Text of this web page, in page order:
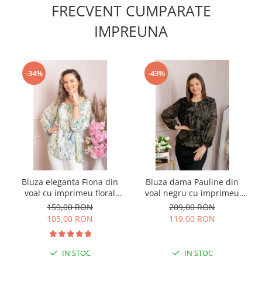
FRECVENT CUMPARATE
IMPREUNA
-34%
Bluza eleganta Fiona din
voal cu imprimeu floral
verde
159,00 RON
105,00 RON
IN STOC
-43%
Bluza dama Pauline din
voal negru cu imprimeu
floral auriu
209,00 RON
119,00 RON
IN STOC